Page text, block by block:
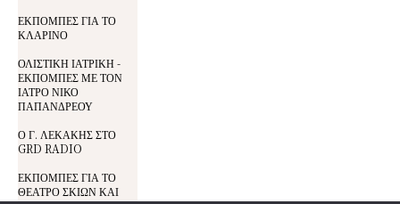
ΕΚΠΟΜΠΕΣ ΓΙΑ ΤΟ
ΚΛΑΡΙΝΟ
ΟΛΙΣΤΙΚΗ ΙΑΤΡΙΚΗ -
ΕΚΠΟΜΠΕΣ ΜΕ ΤΟΝ
ΙΑΤΡΟ ΝΙΚΟ
ΠΑΠΑΝΔΡΕΟΥ
Ο Γ. ΛΕΚΑΚΗΣ ΣΤΟ
GRD RADIO
ΕΚΠΟΜΠΕΣ ΓΙΑ ΤΟ
ΘΕΑΤΡΟ ΣΚΙΩΝ ΚΑΙ